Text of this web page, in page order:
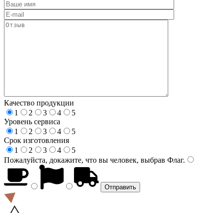
Качество продукции
1
2 3 4
5
Уровень сервиса
1
2 3 4
5
Срок изготовления
1
2 3 4
5
Пожалуйста, докажите, что вы человек, выбрав Флаг.